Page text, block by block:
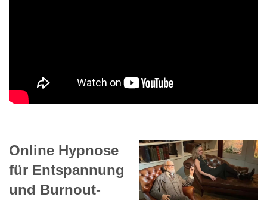
Online Hypnose
für Entspannung
und Burnout-